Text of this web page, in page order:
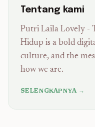
Tentang kami
Putri Laila Lovely -
Hidup is a bold
culture, and the
how we are.
SELENGKAPNYA →